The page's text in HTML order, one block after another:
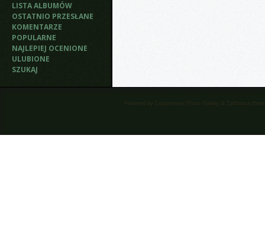
LISTA ALBUMÓW
OSTATNIO PRZESŁANE
KOMENTARZE
POPULARNE
NAJLEPIEJ OCENIONE
ULUBIONE
SZUKAJ
Powered by Coppermine Photo Gallery & Zaffatasa